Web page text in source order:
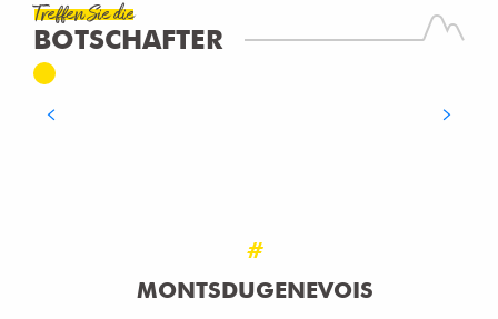
Treffen Sie die
BOTSCHAFTERJEAN-PIERRE TANOUS
#
MONTSDUGENEVOIS